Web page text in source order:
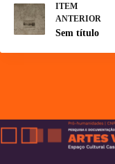
ITEM
ANTERIOR
Sem título